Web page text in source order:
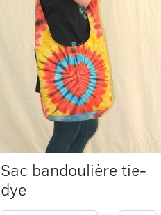
Sac bandoulière tie-
dye